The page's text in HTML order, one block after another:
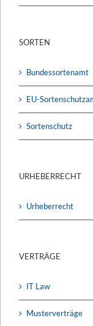
SORTEN
Bundessortenamt
EU-
Sortenschutz
URHEBERRECHT
Urheberrecht
VERTRÄGE
IT Law
Musterverträge